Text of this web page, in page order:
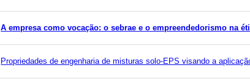
A empresa como vocação: o sebrae e o empreendedorismo na
Propriedades de engenharia de misturas solo-EPS visando a